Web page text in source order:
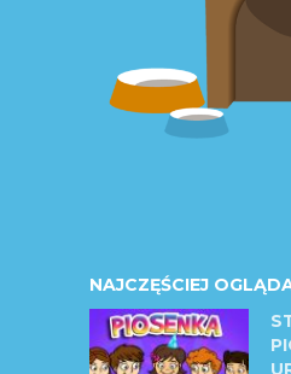
NAJCZĘŚCIEJ